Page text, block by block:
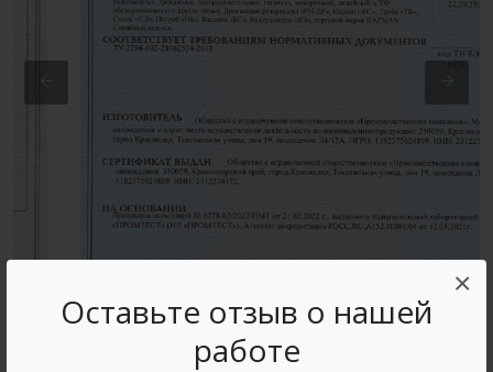
Оставьте отзыв о нашей
работе
×